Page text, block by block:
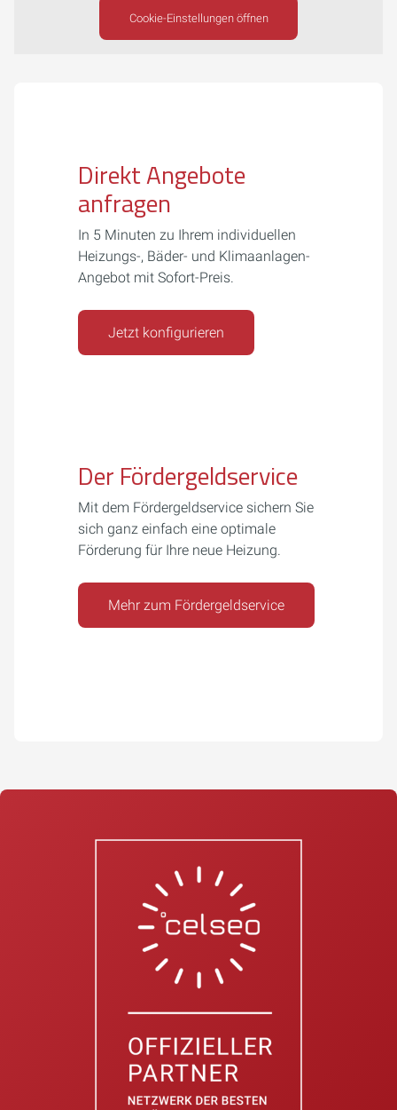
Cookie-Einstellungen öffnen
Direkt Angebote
anfragen
In 5 Minuten zu Ihrem individuellen
Heizungs-, Bäder- und Klimaanlagen-
Angebot mit Sofort-Preis.
Jetzt konfigurieren
Der Fördergeldservice
Mit dem Fördergeldservice sichern Sie
sich ganz einfach eine optimale
Förderung für Ihre neue Heizung.
Mehr zum Fördergeldservice